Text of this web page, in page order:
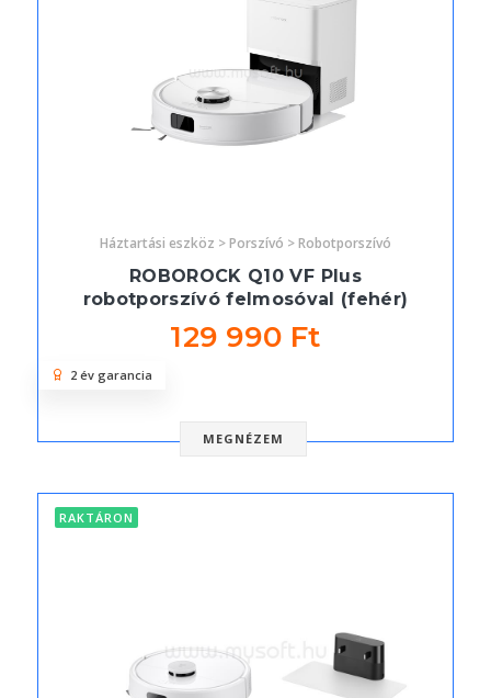
Háztartási eszköz > Porszívó > Robotporszívó
ROBOROCK Q10 VF Plus
robotporszívó felmosóval (fehér)
129 990 Ft
MEGNÉZEM
2 év garancia
RAKTÁRON